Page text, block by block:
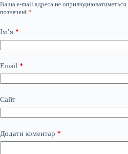
Ваша e-mail адреса не оприлюднюватиметься.
позначені *
Ім’я *
Email *
Сайт
Додати коментар *